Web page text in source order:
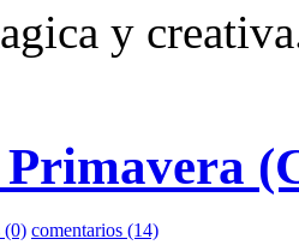
y
Primavera
(0) comentarios (14)